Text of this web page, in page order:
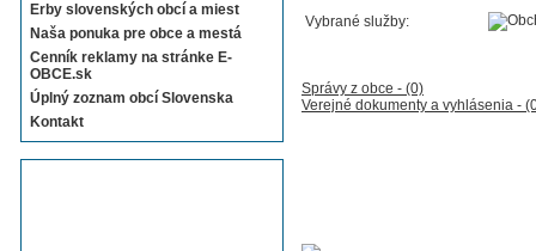
Erby slovenských obcí a miest
Naša ponuka pre obce a mestá
Cenník reklamy na stránke E-
OBCE.sk
Úplný zoznam obcí Slovenska
Kontakt
Vybrané služby:
Správy z obce - (0)
Verejné dokumenty a vyhlásenia -